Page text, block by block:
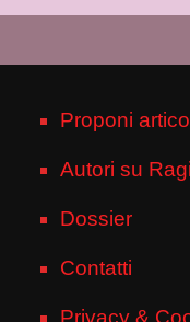
Proponi
Autori su
Dossier
Contatti
Privacy &